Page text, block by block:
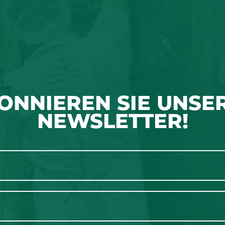
SIE
NEWSLETTER!